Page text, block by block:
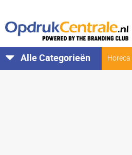
Horeca
Alle Categorieën